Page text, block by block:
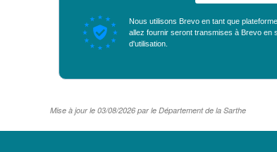
Nous utilisons Brevo en tant que
allez fournir seront transmises à Brevo
d'utilisation.
Mise à jour le 03/08/2026 par le Département de la Sarthe